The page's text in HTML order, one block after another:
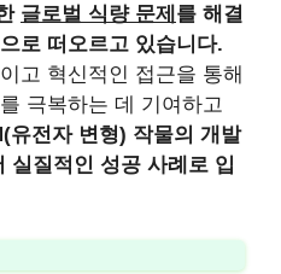
글로벌 식량 문제 를 해결
로 떠오르고 있습니다.
고 혁신적인 접근을 통해
극복하는 데 기여하고
유전자 변형) 작물의 개발
실질적인 성공 사례로 입